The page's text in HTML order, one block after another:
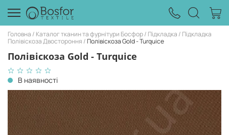
Головна Каталог тканин та фурнітури Босфор Підкладка
Підкладка
Полівіскоза Двостороння Полівіскоза Gold - Turquice
Полівіскоза Gold - Turquice
В наявності